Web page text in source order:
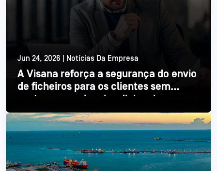
Jun 24, 2026 | Notícias Da Empresa
A Visana reforça a segurança do envio
de ficheiros para os clientes sem
custos operacionais adicionais
Ler mais